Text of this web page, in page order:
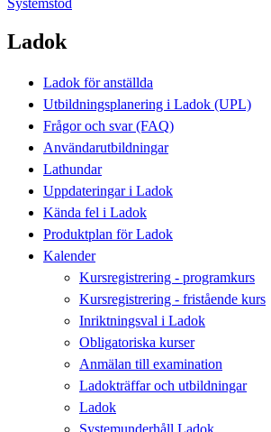
Systemstöd
Ladok
Ladok för anställda
Utbildningsplanering i Ladok (UPL)
Frågor och svar (FAQ)
Användarutbildningar
Lathundar
Uppdateringar i Ladok
Kända fel i Ladok
Produktplan för Ladok
Kalender
Kursregistrering - programkurs
Kursregistrering - fristående kurs
Inriktningsval i Ladok
Obligatoriska kurser
Anmälan till examination
Ladokträffar och utbildningar
Ladok
Systemunderhåll Ladok